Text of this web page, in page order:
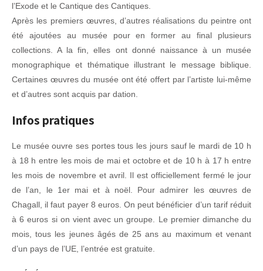
l’Exode et le Cantique des Cantiques.
Après les premiers œuvres, d’autres réalisations du peintre ont
été ajoutées au musée pour en former au final plusieurs
collections. A la fin, elles ont donné naissance à un musée
monographique et thématique illustrant le message biblique.
Certaines œuvres du musée ont été offert par l’artiste lui-même
et d’autres sont acquis par dation.
Infos pratiques
Le musée ouvre ses portes tous les jours sauf le mardi de 10 h
à 18 h entre les mois de mai et octobre et de 10 h à 17 h entre
les mois de novembre et avril. Il est officiellement fermé le jour
de l’an, le 1er mai et à noël. Pour admirer les œuvres de
Chagall, il faut payer 8 euros. On peut bénéficier d’un tarif réduit
à 6 euros si on vient avec un groupe. Le premier dimanche du
mois, tous les jeunes âgés de 25 ans au maximum et venant
d’un pays de l’UE, l’entrée est gratuite.